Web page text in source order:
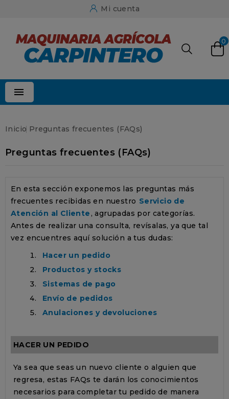
Mi cuenta
0

Inicio Preguntas frecuentes (FAQs)
Preguntas frecuentes (FAQs)
En esta sección exponemos las preguntas más
frecuentes recibidas en nuestro Servicio de
Atención al Cliente , agrupadas por categorías.
Antes de realizar una consulta, revísalas, ya que tal
vez encuentres aquí solución a tus dudas:
Hacer un pedido
Productos y stocks
Sistemas de pago
Envío de pedidos
Anulaciones y devoluciones
HACER UN PEDIDO
Ya sea que seas un nuevo cliente o alguien que
regresa, estas FAQs te darán los conocimientos
necesarios para completar tu pedido de manera